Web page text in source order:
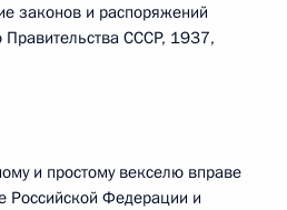
законов и распоряжений
Правительства СССР, 1937,
и простому векселю вправе
Российской Федерации и